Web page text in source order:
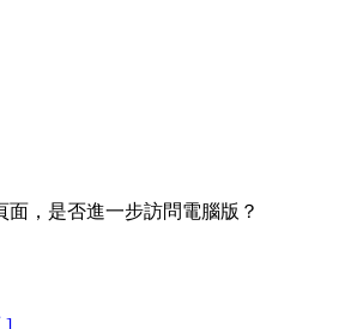
，是否進一步訪問電腦版？
]